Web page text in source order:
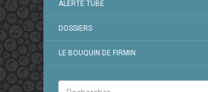
ALERTE TUBE
DOSSIERS
LE BOUQUIN DE FIRMIN